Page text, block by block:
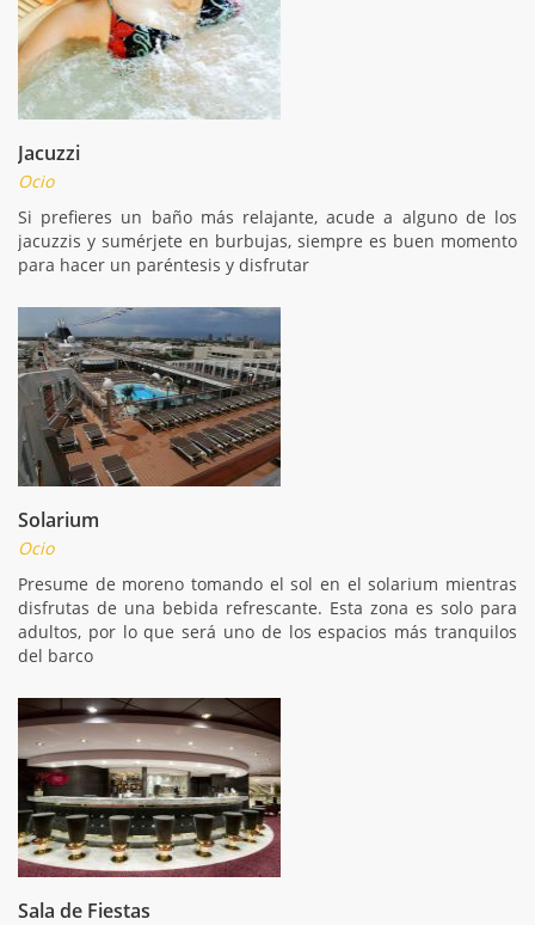
Jacuzzi
Ocio
Si prefieres un baño más relajante, acude a alguno de los
jacuzzis y sumérjete en burbujas, siempre es buen momento
para hacer un paréntesis y disfrutar
Solarium
Ocio
Presume de moreno tomando el sol en el solarium mientras
disfrutas de una bebida refrescante. Esta zona es solo para
adultos, por lo que será uno de los espacios más tranquilos
del barco
Sala de Fiestas